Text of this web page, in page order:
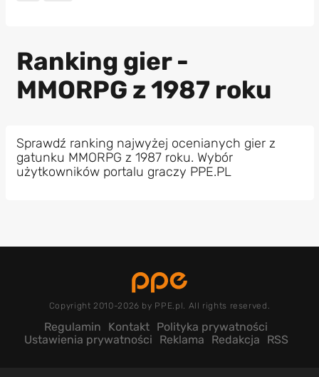
Ranking gier -
MMORPG z 1987 roku
Sprawdź ranking najwyżej ocenianych gier z
gatunku MMORPG z 1987 roku. Wybór
użytkowników portalu graczy PPE.PL
Copyright 2010-2026 by PPE.pl. All rights reserved.
Regulamin Kontakt Polityka prywatności
Ustawienia prywatności
Reklama Redakcja RSS